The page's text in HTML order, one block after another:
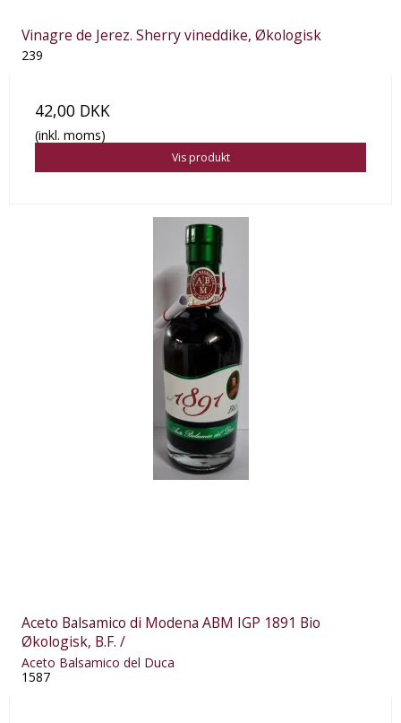
Vinagre de Jerez. Sherry vineddike, Økologisk
239
42,00 DKK
(inkl. moms)
Vis produkt
Aceto Balsamico di Modena ABM IGP 1891 Bio
Økologisk, B.F. /
Aceto Balsamico del Duca
1587